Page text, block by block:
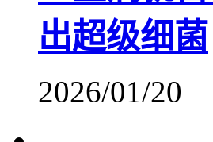
出超级细菌
2026/01/20